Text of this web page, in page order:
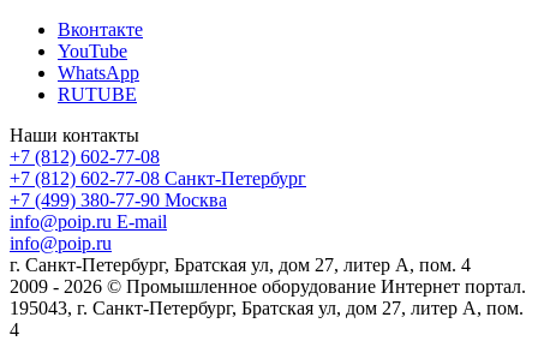
Вконтакте
YouTube
WhatsApp
RUTUBE
Наши контакты
+7 (812) 602-77-08
+7 (812) 602-77-08 Санкт-Петербург
+7 (499) 380-77-90 Москва
info@poip.ru E-mail
info@poip.ru
г. Санкт-Петербург, Братская ул, дом 27, литер А, пом. 4
2009 - 2026 © Промышленное оборудование Интернет портал.
195043, г. Санкт-Петербург, Братская ул, дом 27, литер А, пом.
4